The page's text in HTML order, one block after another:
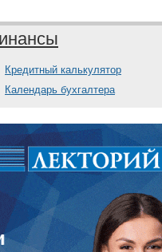
Кредитный калькулятор
Календарь бухгалтера